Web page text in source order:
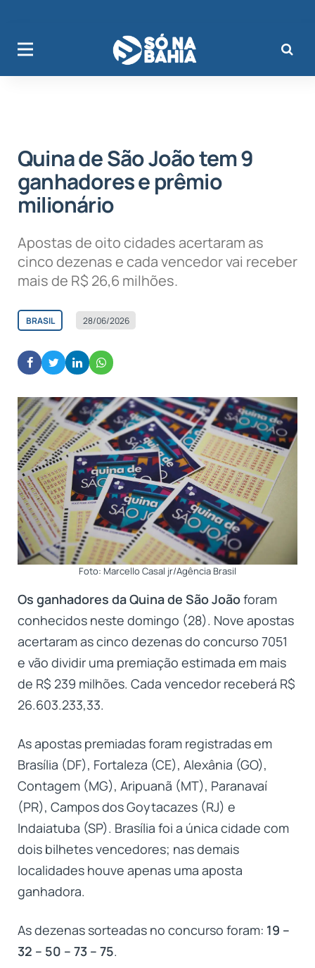
Quina de São João tem 9
ganhadores e prêmio
milionário
Apostas de oito cidades acertaram as
cinco dezenas e cada vencedor vai receber
mais de R$ 26,6 milhões.
BRASIL 28/06/2026
Foto: Marcello Casal jr/Agência Brasil
Os ganhadores da Quina de São Joãoforam
conhecidos neste domingo (28). Nove apostas
acertaram as cinco dezenas do concurso 7051
e vão dividir uma premiação estimada em mais
de R$ 239 milhões. Cada vencedor receberá R$
26.603.233,33.
As apostas premiadas foram registradas em
Brasília (DF), Fortaleza (CE), Alexânia (GO),
Contagem (MG), Aripuanã (MT), Paranavaí
(PR), Campos dos Goytacazes (RJ) e
Indaiatuba (SP). Brasília foi a única cidade com
dois bilhetes vencedores; nas demais
localidades houve apenas uma aposta
ganhadora.
As dezenas sorteadas no concurso foram: 19 –
32 – 50 – 73 – 75.